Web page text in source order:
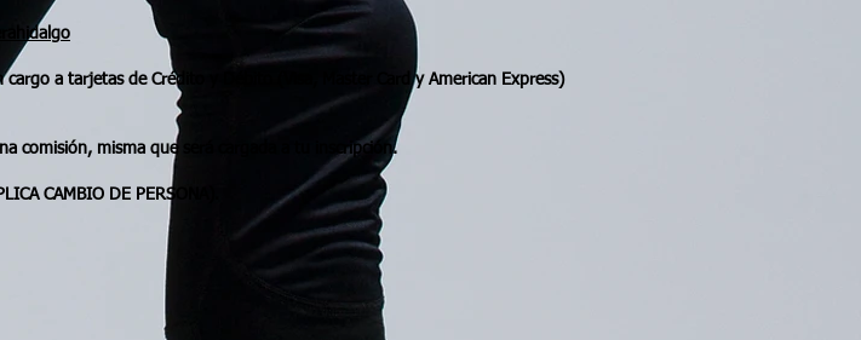
cargo a tarjetas de Crédito y Débito (Visa, Master Card y American Express)
comisión, misma que será cargada a tu inscripción.
CAMBIO DE PERSONA).